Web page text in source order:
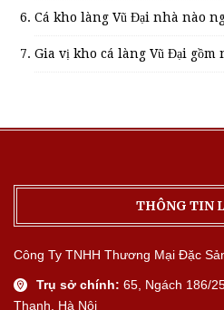
Cá kho làng Vũ Đại nhà nào
Gia vị kho cá làng Vũ Đại gồm
THÔNG TIN
Công Ty TNHH Thương Mại Đặc
Trụ sở chính: 65, Ngách 186/
Thanh, Hà Nội